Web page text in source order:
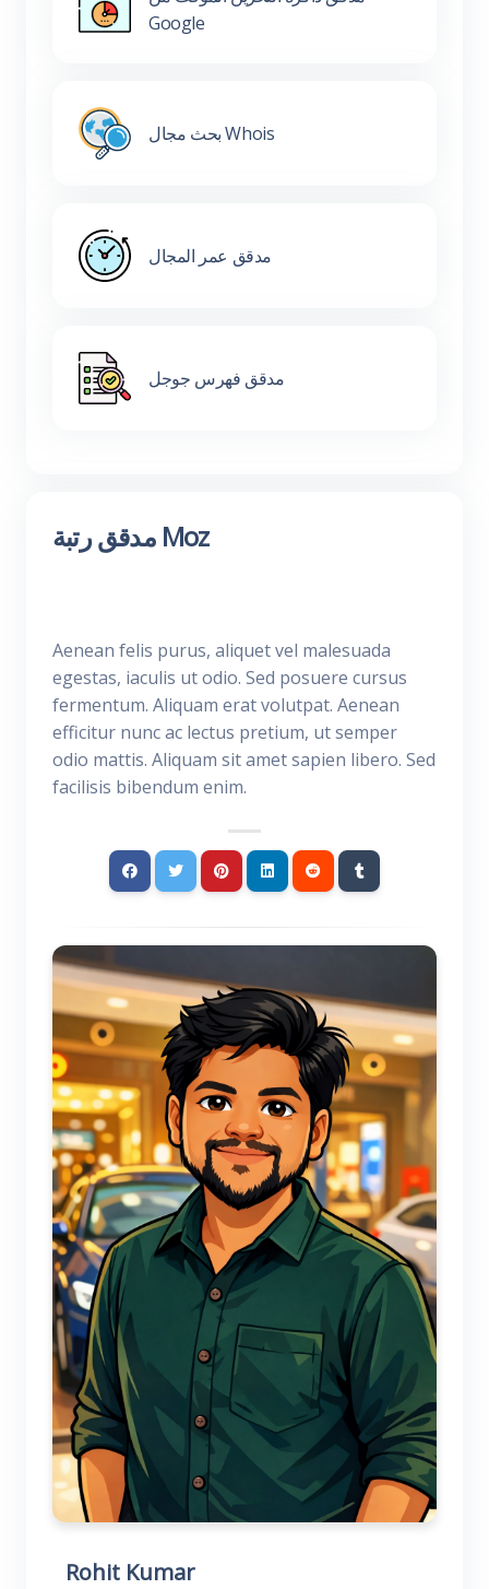
Google
بحث مجال Whois
مدقق عمر المجال
مدقق فهرس جوجل
مدقق رتبة Moz
Aenean felis purus, aliquet vel malesuada
egestas, iaculis ut odio. Sed posuere cursus
fermentum. Aliquam erat volutpat. Aenean
efficitur nunc ac lectus pretium, ut semper
odio mattis. Aliquam sit amet sapien libero. Sed
facilisis bibendum enim.
Rohit Kumar